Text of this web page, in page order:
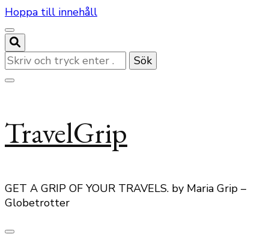
Hoppa till innehåll
Letar
du
efter
TravelGrip
GET A GRIP OF YOUR TRAVELS. by Maria Grip –
Globetrotter